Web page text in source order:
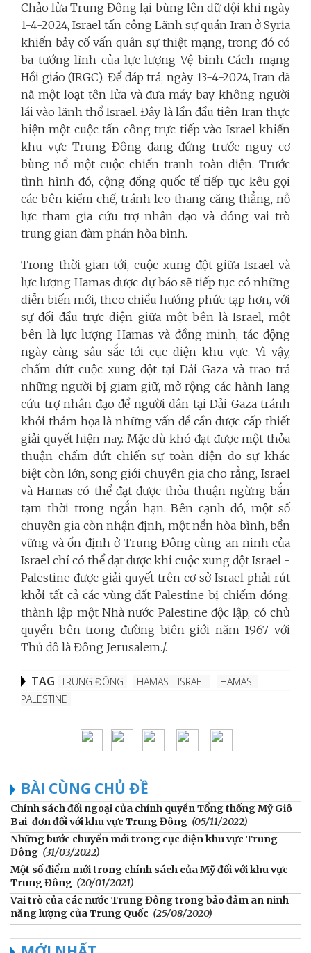
Chảo lửa Trung Đông lại bùng lên dữ dội khi ngày
1-4-2024, Israel tấn công Lãnh sự quán Iran ở Syria
khiến bảy cố vấn quân sự thiệt mạng, trong đó có
ba tướng lĩnh của lực lượng Vệ binh Cách mạng
Hồi giáo (IRGC). Để đáp trả, ngày 13-4-2024, Iran đã
nã một loạt tên lửa và đưa máy bay không người
lái vào lãnh thổ Israel. Đây là lần đầu tiên Iran thực
hiện một cuộc tấn công trực tiếp vào Israel khiến
khu vực Trung Đông đang đứng trước nguy cơ
bùng nổ một cuộc chiến tranh toàn diện. Trước
tình hình đó, cộng đồng quốc tế tiếp tục kêu gọi
các bên kiềm chế, tránh leo thang căng thẳng, nỗ
lực tham gia cứu trợ nhân đạo và đóng vai trò
trung gian đàm phán hòa bình.
Trong thời gian tới, cuộc xung đột giữa Israel và
lực lượng Hamas được dự báo sẽ tiếp tục có những
diễn biến mới, theo chiều hướng phức tạp hơn, với
sự đối đầu trực diện giữa một bên là Israel, một
bên là lực lượng Hamas và đồng minh, tác động
ngày càng sâu sắc tới cục diện khu vực. Vì vậy,
chấm dứt cuộc xung đột tại Dải Gaza và trao trả
những người bị giam giữ, mở rộng các hành lang
cứu trợ nhân đạo để người dân tại Dải Gaza tránh
khỏi thảm họa là những vấn đề cần được cấp thiết
giải quyết hiện nay. Mặc dù khó đạt được một thỏa
thuận chấm dứt chiến sự toàn diện do sự khác
biệt còn lớn, song giới chuyên gia cho rằng, Israel
và Hamas có thể đạt được thỏa thuận ngừng bắn
tạm thời trong ngắn hạn. Bên cạnh đó, một số
chuyên gia còn nhận định, một nền hòa bình, bền
vững và ổn định ở Trung Đông cùng an ninh của
Israel chỉ có thể đạt được khi cuộc xung đột Israel -
Palestine được giải quyết trên cơ sở Israel phải rút
khỏi tất cả các vùng đất Palestine bị chiếm đóng,
thành lập một Nhà nước Palestine độc lập, có chủ
quyền bên trong đường biên giới năm 1967 với
Thủ đô là Đông Jerusalem./.
TAG TRUNG ĐÔNG HAMAS - ISRAEL
HAMAS -
PALESTINE
BÀI CÙNG CHỦ ĐỀ
Chính sách đối ngoại của chính quyền Tổng thống Mỹ Giô
Bai-đơn đối với khu vực Trung Đông (05/11/2022)
Những bước chuyển mới trong cục diện khu vực Trung
Đông (31/03/2022)
Một số điểm mới trong chính sách của Mỹ đối với khu vực
Trung Đông (20/01/2021)
Vai trò của các nước Trung Đông trong bảo đảm an ninh
năng lượng của Trung Quốc (25/08/2020)